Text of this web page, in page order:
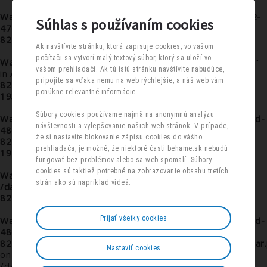
Warning : Undefined array key "sirka" in
/data/f/6/f6d87fd2-
47dd-48e6-b348-
8215f46ac4f0/behame.sk/sub/m/homes.php
Warning : Undefined array key "HTTP_ACCEPT_LANGUAGE"
in /data/f/6/f6d87fd2-47dd-48e6-b348-
8215f46ac4f0/behame.sk/sub/m/class/funkcie.phpon line
193
Warning : Undefined array key 1 in/data/f/6/f6d87fd2-47dd-
48e6-b348-
8215f46ac4f0/behame.sk/sub/m/class/funkcie.php
197
Warning : Undefined property: Page::$sql_debug in
/data/f/6/f6d87fd2-47dd-48e6-b348-
8215f46ac4f0/behame.sk/web/db.php
Warning : Undefined array key 1 in/data/f/6/f6d87fd2-47dd-
48e6-b348-
8215f46ac4f0/behame.sk/sub/m/moduly/Kalendar/
on line
9
Súhlas s používaním cookies
Ak navštívite stránku, ktorá zapisuje cookies, vo vašom
počítači sa vytvorí malý textový súbor, ktorý sa uloží vo
vašom prehliadači. Ak tú istú stránku navštívite nabudúce,
pripojíte sa vďaka nemu na web rýchlejšie, a náš web vám
ponúkne relevantné informácie.
Súbory cookies používame najmä na anonymnú analýzu
návštevnosti a vylepšovanie našich web stránok. V prípade,
že si nastavíte blokovanie zápisu cookies do vášho
prehliadača, je možné, že niektoré časti behame.sk nebudú
fungovať bez problémov alebo sa web spomalí. Súbory
cookies sú taktiež potrebné na zobrazovanie obsahu tretích
strán ako sú napríklad videá.
Prijať všetky cookies
Nastaviť cookies